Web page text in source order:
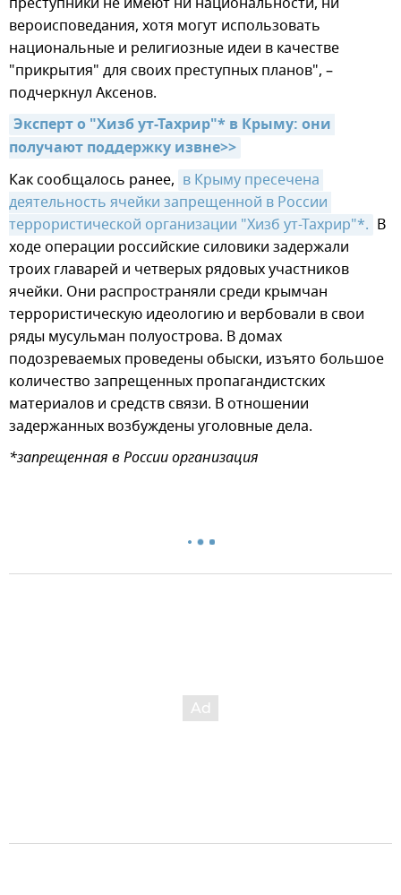
вероисповедания, хотя могут использовать
национальные и религиозные идеи в качестве
"прикрытия" для своих преступных планов", –
подчеркнул Аксенов.
Эксперт о "Хизб ут-Тахрир"* в Крыму: они
получают поддержку извне>>
Как сообщалось ранее, в Крыму пресечена
деятельность ячейки запрещенной в России
террористической организации "Хизб ут-Тахрир"*. В
ходе операции российские силовики задержали
троих главарей и четверых рядовых участников
ячейки. Они распространяли среди крымчан
террористическую идеологию и вербовали в свои
ряды мусульман полуострова. В домах
подозреваемых проведены обыски, изъято большое
количество запрещенных пропагандистских
материалов и средств связи. В отношении
задержанных возбуждены уголовные дела.
*запрещенная в России организация